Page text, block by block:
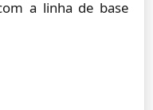
a linha de base